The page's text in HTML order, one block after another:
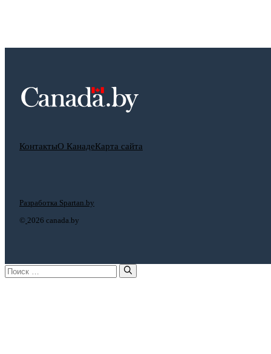
КонтактыО КанадеКарта сайта
© 2026 canada.by
Разработка Spartan.by
Поиск: